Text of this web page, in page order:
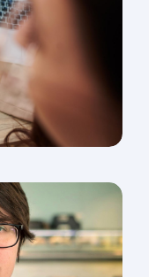
ChatGPT
prompt
Parcoursup